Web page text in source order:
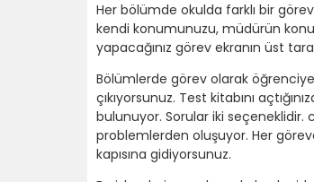
Her bölümde okulda farklı bir
kendi konumunuzu, müdürün
yapacağınız görev ekranın üst
Bölümlerde görev olarak öğrenciye
çıkıyorsunuz. Test kitabını
bulunuyor. Sorular iki
problemlerden oluşuyor. Her
kapısına gidiyorsunuz.